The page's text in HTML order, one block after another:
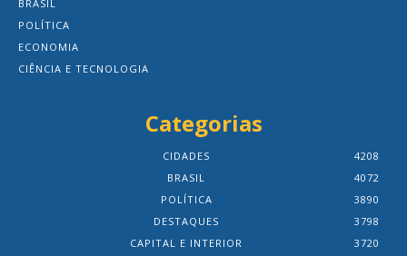
BRASIL
POLÍTICA
ECONOMIA
CIÊNCIA E TECNOLOGIA
Categorias
CIDADES
4208
BRASIL
4072
POLÍTICA
3890
DESTAQUES
3798
CAPITAL E INTERIOR
3720